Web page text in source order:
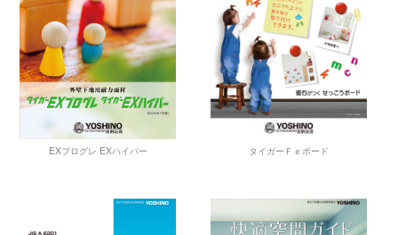
EXプログレ EXハイパー タイガーＦｅボード